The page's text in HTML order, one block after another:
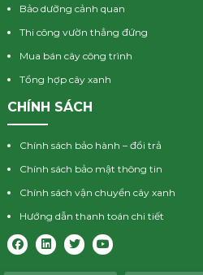
Bảo dưỡng cảnh quan
Thi công vườn thẳng đứng
Mua bán cây công trình
Tổng hợp cây xanh
CHÍNH SÁCH
Chính sách bảo hành – đổi trả
Chính sách bảo mật thông tin
Chính sách vận chuyển cây xanh
Hướng dẫn thanh toán chi tiết